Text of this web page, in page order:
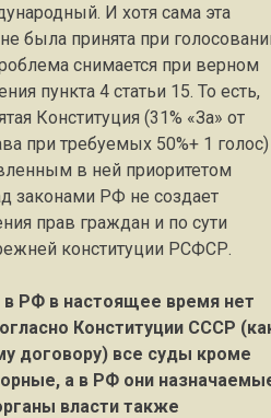
И хотя сама эта
была принята при
снимается при верном
пункта 4 статьи 15. То есть,
Конституция (31% «За» от
при требуемых 50%+ 1 голос)
в ней приоритетом
законами РФ не создает
прав граждан и по сути
конституции РСФСР.
в РФ в настоящее время нет
Конституции СССР
договору) все суды кроме
а в РФ они
власти также